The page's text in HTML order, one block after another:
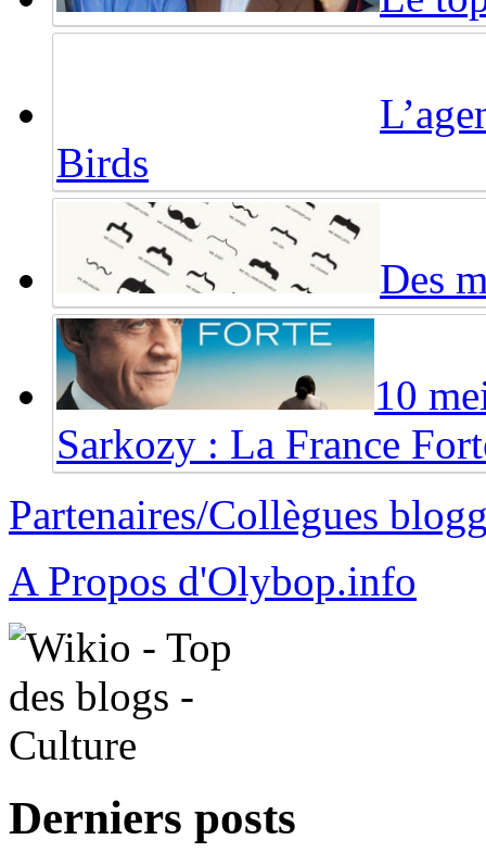
Birds
Des
10
Sarkozy : La France
Partenaires/Collègues
A Propos d'Olybop.info
Derniers posts